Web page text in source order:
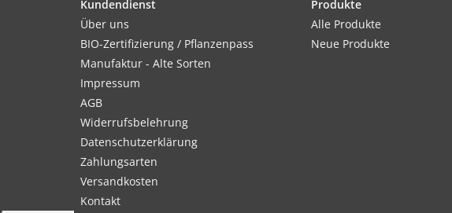
Kundendienst
Über uns
BIO-Zertifizierung / Pflanzenpass
Manufaktur - Alte Sorten
Impressum
AGB
Widerrufsbelehrung
Datenschutzerklärung
Zahlungsarten
Versandkosten
Kontakt
Produkte
Alle Produkte
Neue Produkte